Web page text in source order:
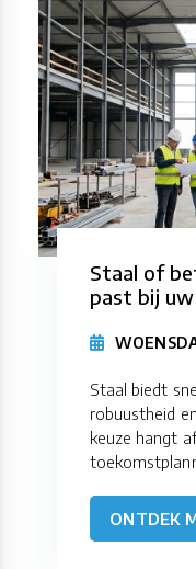
Staal of
past bij
Staal biedt
robuustheid
keuze hangt
ONTDEK